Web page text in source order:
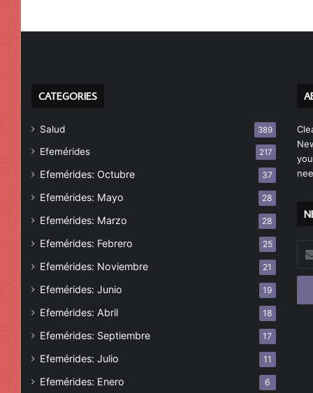
CATEGORIES
Salud 389
Efemérides 217
Efemérides: Octubre 37
Efemérides: Mayo 28
Efemérides: Marzo 28
Efemérides: Febrero 25
Efemérides: Noviembre 21
Efemérides: Junio 19
Efemérides: Abril 18
Efemérides: Septiembre 17
Efemérides: Julio 11
Efemérides: Enero 6